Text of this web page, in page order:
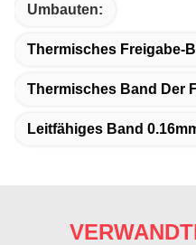
Umbauten:
Thermisches Freigabe-
Thermisches Band Der
Leitfähiges Band